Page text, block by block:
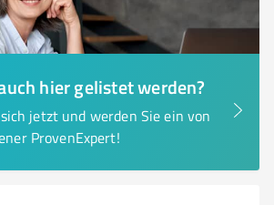
hier gelistet werden?
jetzt und werden Sie ein von
ProvenExpert!